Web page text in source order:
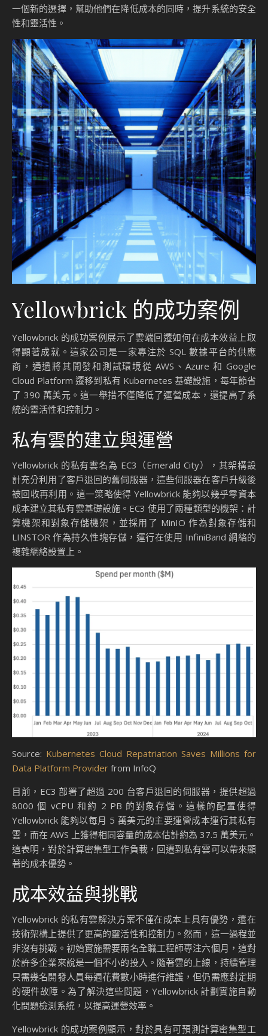
一個新的選擇，幫助他們在降低成本的同時，提升系統的安全
性和靈活性。
Yellowbrick 的成功案例
Yellowbrick 的成功案例展示了雲端回遷如何在成本效益上取
得顯著成就。這家公司是一家專注於 SQL 數據平台的供應
商，通過將其開發和測試環境從 AWS、Azure 和 Google
Cloud Platform 遷移到私有 Kubernetes 基礎設施，每年節省
了 390 萬美元。這一舉措不僅降低了運營成本，還提高了系
統的靈活性和控制力。
私有雲的建立與運營
Yellowbrick 的私有雲名為 EC3（Emerald City），其架構設
計充分利用了客戶退回的舊伺服器，這些伺服器在客戶升級後
被回收再利用。這一策略使得 Yellowbrick 能夠以幾乎零資本
成本建立其私有雲基礎設施。EC3 使用了兩種類型的機架：計
算機架和對象存儲機架，並採用了 MinIO 作為對象存儲和
LINSTOR 作為持久性塊存儲，運行在使用 InfiniBand 網絡的
複雜網絡設置上。
Source: Kubernetes Cloud Repatriation Saves Millions for
Data Platform Provider from InfoQ
目前，EC3 部署了超過 200 台客戶退回的伺服器，提供超過
8000 個 vCPU 和約 2 PB 的對象存儲。這樣的配置使得
Yellowbrick 能夠以每月 5 萬美元的主要運營成本運行其私有
雲，而在 AWS 上獲得相同容量的成本估計約為 37.5 萬美元。
這表明，對於計算密集型工作負載，回遷到私有雲可以帶來顯
著的成本優勢。
成本效益與挑戰
Yellowbrick 的私有雲解決方案不僅在成本上具有優勢，還在
技術架構上提供了更高的靈活性和控制力。然而，這一過程並
非沒有挑戰。初始實施需要兩名全職工程師專注六個月，這對
於許多企業來說是一個不小的投入。隨著雲的上線，持續管理
只需幾名開發人員每週花費數小時進行維護，但仍需應對定期
的硬件故障。為了解決這些問題，Yellowbrick 計劃實施自動
化問題檢測系統，以提高運營效率。
Yellowbrick 的成功案例顯示，對於具有可預測計算密集型工